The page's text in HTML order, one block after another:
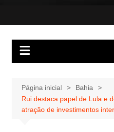
Página inicial
Bahia
Rui destaca papel de Lula e
atração de investimentos